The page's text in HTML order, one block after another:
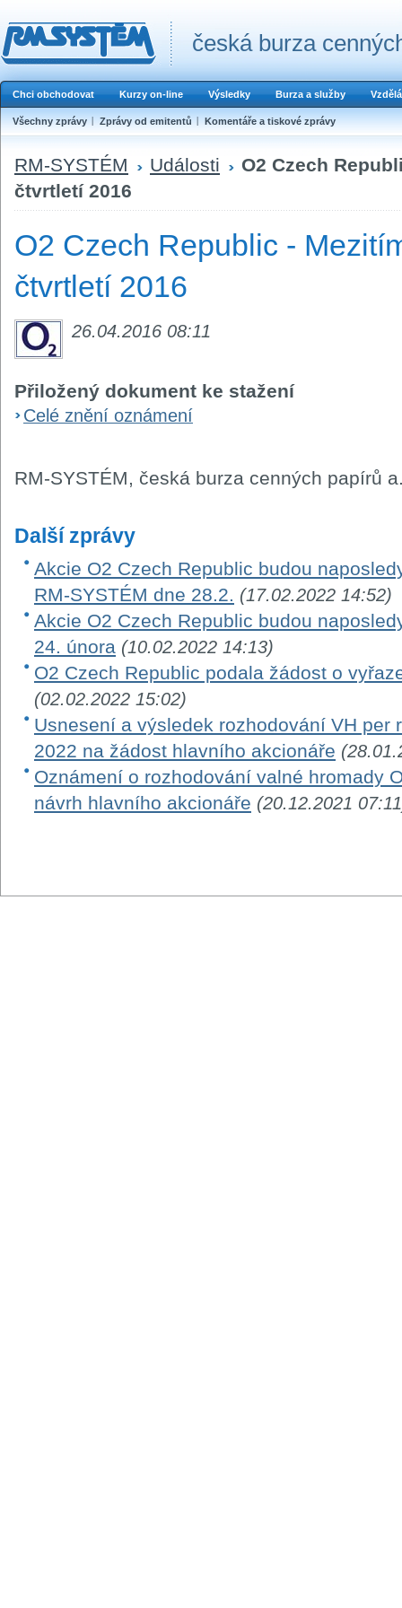
česká burza
Chci obchodovat Kurzy on-line Výsledky Burza a služby
Všechny zprávy Zprávy od emitentů Komentáře a tiskové zprávy
RM-SYSTÉM Události
O2 Czech
čtvrtletí 2016
O2 Czech Republic -
čtvrtletí 2016
26.04.2016 08:11
Přiložený dokument ke stažení
Celé znění oznámení
RM-SYSTÉM, česká burza cenných papírů
Další zprávy
Akcie O2 Czech Republic budou
RM-SYSTÉM dne 28.2. (17.02.2022 14:52)
Akcie O2 Czech Republic budou
24. února (10.02.2022 14:13)
O2 Czech Republic podala žádost o
(02.02.2022 15:02)
Usnesení a výsledek rozhodování VH per
2022 na žádost hlavního akcionáře
Oznámení o rozhodování valné hromady
návrh hlavního akcionáře (20.12.2021